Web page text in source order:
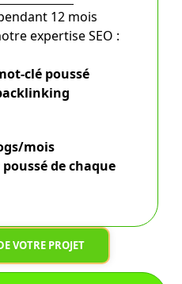
12 mois
expertise SEO :
clé poussé
mois
de chaque
VOTRE PROJET